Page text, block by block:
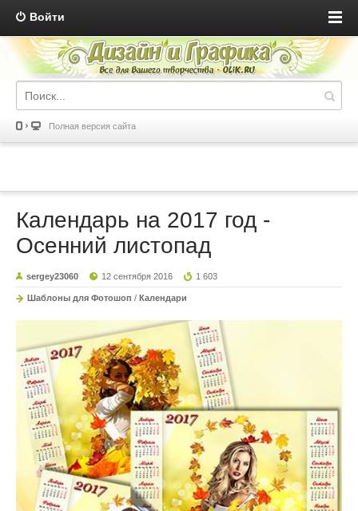
Войти
Полная версия сайта
Календарь на 2017 год -
Осенний листопад
sergey23060 12 сентября 2016 1 603
Шаблоны для Фотошоп / Календари